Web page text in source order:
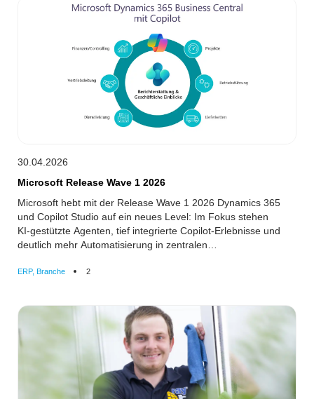
30.04.2026
Microsoft Release Wave 1 2026
Microsoft hebt mit der Release Wave 1 2026 Dynamics 365
und Copilot Studio auf ein neues Level: Im Fokus stehen
KI‑gestützte Agenten, tief integrierte Copilot‑Erlebnisse und
deutlich mehr Automatisierung in zentralen
ERP, Branche 2